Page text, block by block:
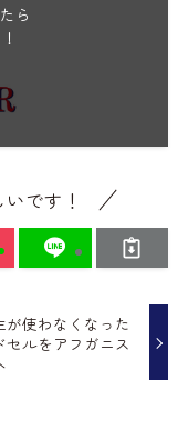
ら
です！
が使わなくなった
セルをアフガニス